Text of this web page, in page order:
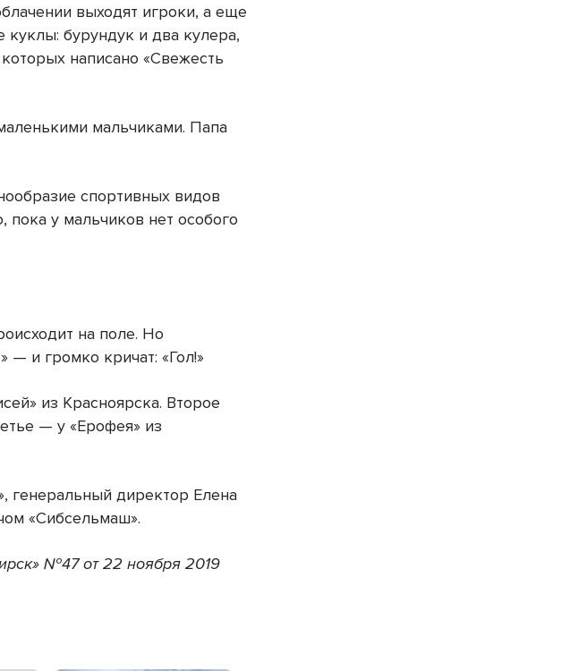
выходят игроки, а еще
куклы: бурундук и два кулера,
написано «Свежесть
мальчиками. Папа
спортивных видов
у мальчиков нет особого
на поле. Но
— и громко кричат: «Гол!»
из Красноярска. Второе
— у «Ерофея» из
генеральный директор Елена
«Сибсельмаш».
№47 от 22 ноября 2019